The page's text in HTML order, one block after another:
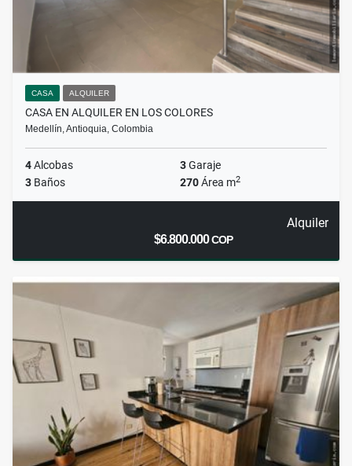
CASA ALQUILER
CASA EN ALQUILER EN LOS COLORES
Medellín, Antioquia, Colombia
4Alcobas 3Garaje
3 Baños 270Área m2
Alquiler
$6.800.000COP